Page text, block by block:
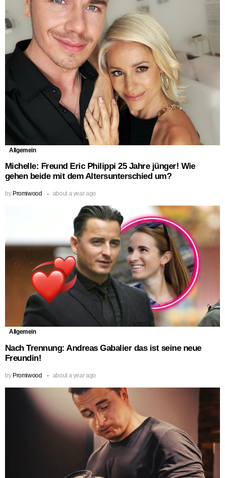
Allgemein
Michelle: Freund Eric Philippi 25 Jahre jünger! Wie
gehen beide mit dem Altersunterschied um?
by Promiwood about a year ago
Allgemein
Nach Trennung: Andreas Gabalier das ist seine neue
Freundin!
by Promiwood about a year ago